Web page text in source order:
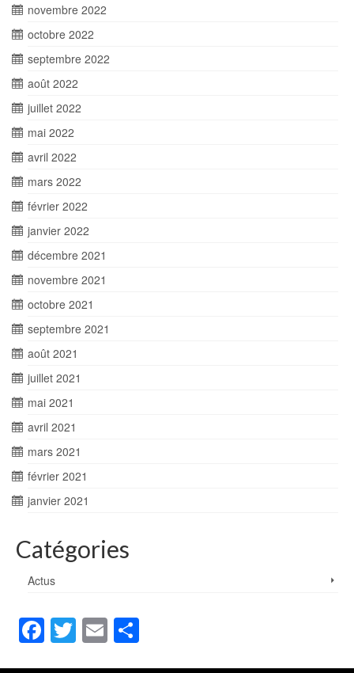
novembre 2022
octobre 2022
septembre 2022
août 2022
juillet 2022
mai 2022
avril 2022
mars 2022
février 2022
janvier 2022
décembre 2021
novembre 2021
octobre 2021
septembre 2021
août 2021
juillet 2021
mai 2021
avril 2021
mars 2021
février 2021
janvier 2021
Catégories
Actus
Facebook
Twitter
Email